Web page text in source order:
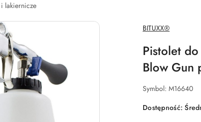
lakiernicze
NAZWA
PRODUCENTA:
BITUXX®
Pistolet
Blow Gun
Symbol: M16640
Dostępność: